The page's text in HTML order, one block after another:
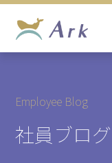
Employee Blog
社員ブログ